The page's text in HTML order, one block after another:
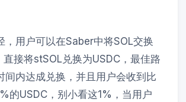
，用户可以在Saber中将SOL交换
直接将stSOL兑换为USDC，最佳路
间内达成兑换，并且用户会收到比
的USDC，别小看这1%，当用户